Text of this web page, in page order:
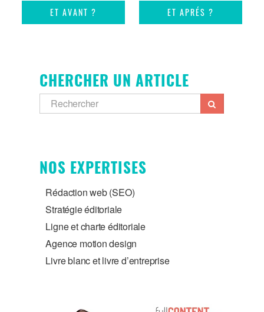
ET AVANT ? ET APRÉS ?
CHERCHER UN ARTICLE
NOS EXPERTISES
Rédaction web (SEO)
Stratégie éditoriale
Ligne et charte éditoriale
Agence motion design
Livre blanc et livre d’entreprise